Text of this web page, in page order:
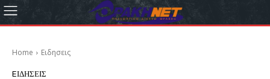
Home Eιδησεις
EΙΔΗΣΕΙΣ